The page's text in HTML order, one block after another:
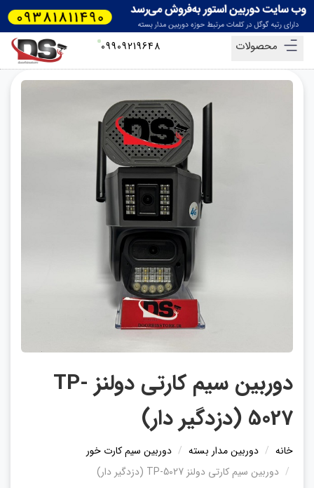
محصولات 09909219648
دوربین سیم کارتی دولنز TP-
5027 (دزدگیر دار)
خانه دوربین مدار بسته
دوربین سیم کارت خور
دوربین سیم کارتی دولنز TP-5027 (دزدگیر دار)